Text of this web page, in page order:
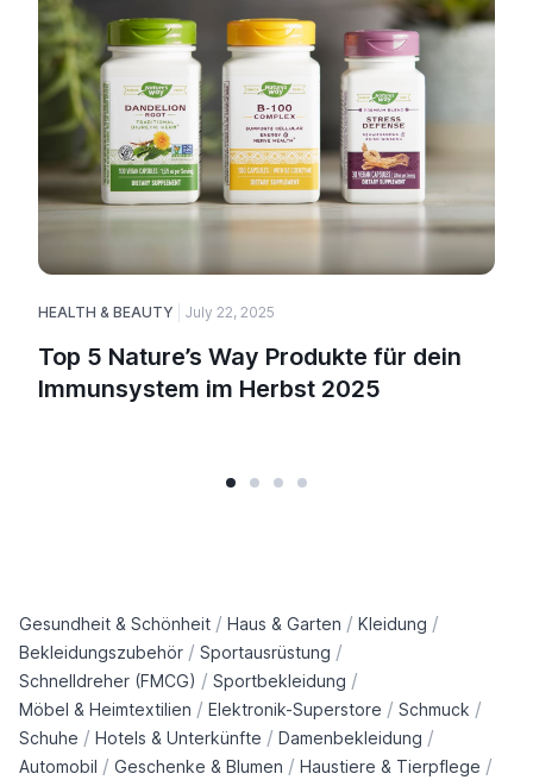
HEALTH & BEAUTY July 22, 2025
Top 5 Nature’s Way Produkte für dein
Immunsystem im Herbst 2025
Gesundheit & Schönheit / Haus & Garten / Kleidung /
Bekleidungszubehör / Sportausrüstung /
Schnelldreher (FMCG) / Sportbekleidung /
Möbel & Heimtextilien / Elektronik-Superstore / Schmuck /
Schuhe / Hotels & Unterkünfte / Damenbekleidung /
Automobil / Geschenke & Blumen / Haustiere & Tierpflege /